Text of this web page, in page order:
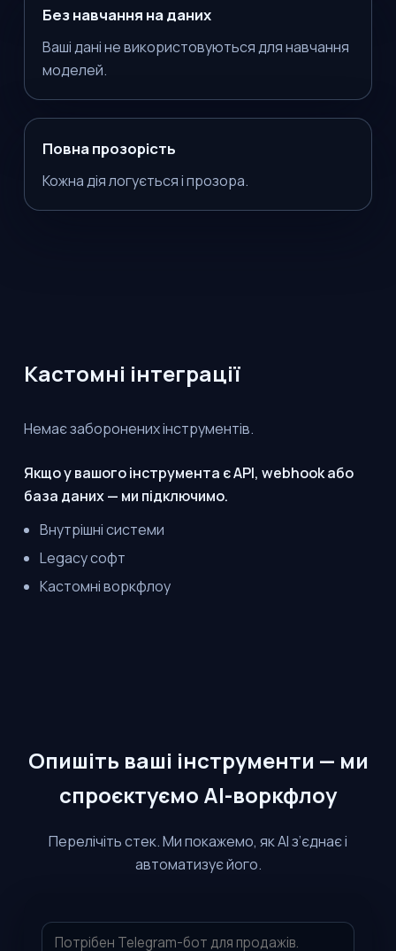
Без навчання на даних
Ваші дані не використовуються для навчання
моделей.
Повна прозорість
Кожна дія логується і прозора.
Кастомні інтеграції
Немає заборонених інструментів.
Якщо у вашого інструмента є API, webhook або
база даних — ми підключимо.
Внутрішні системи
Legacy софт
Кастомні воркфлоу
Опишіть ваші інструменти — ми
спроєктуємо AI-воркфлоу
Перелічіть стек. Ми покажемо, як AI з’єднає і
автоматизує його.